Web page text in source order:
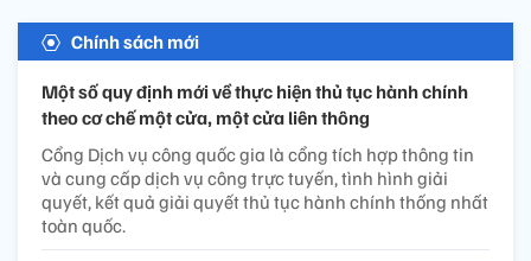
Chính sách mới
Một số quy định mới về thực hiện thủ tục hành chính
theo cơ chế một cửa, một cửa liên thông
Cổng Dịch vụ công quốc gia là cổng tích hợp thông tin
và cung cấp dịch vụ công trực tuyến, tình hình giải
quyết, kết quả giải quyết thủ tục hành chính thống nhất
toàn quốc.